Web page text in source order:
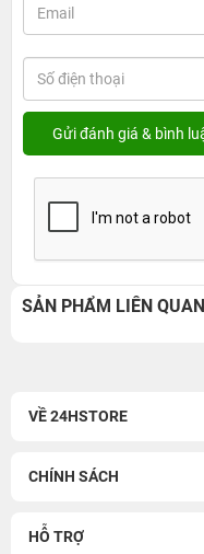
SẢN PHẨM LIÊN QUAN
VỀ 24HSTORE
CHÍNH SÁCH
HỖ TRỢ